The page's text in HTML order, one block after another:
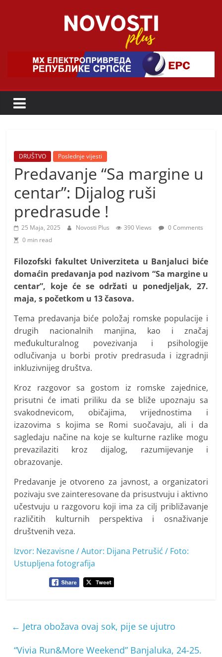
Novosti
Plus
o
a
l
p
o
z
v
n
i
v
i
j
e
t
i
DRUŠTVO Poslednje vijesti
Predavanje “Sa margine u
centar”: Dijalog ruši
predrasude !
25 Maja, 2025 Novosti Plus 390 Views
0 Comments
0 min read
Filozofski fakultet Univerziteta u Banjaluci biće
domaćin predavanja pod nazivom “Sa margine u
centar”, koje će se održati u ponedjeljak, 27.
maja, s početkom u 13 časova.
Tema predavanja biće položaj romske populacije i
drugih nacionalnih manjina, kao i značaj
međukulturalnog povezivanja i psihologije
odlučivanja u borbi protiv predrasuda i izgradnji
inkluzivnijeg društva.
Kroz razgovor sa gostom iz romske zajednice,
prisutni će imati priliku da se bliže upoznaju sa
svakodnevicom, običajima, vrijednostima i
izazovima s kojima se Romi suočavaju, ali i da
sagledaju načine na koje se kulturne razlike mogu
prevazilaziti kroz dijalog, razumijevanje i
obrazovanje.
Predavanje je otvoreno za javnost, a organizatori
pozivaju sve zainteresovane da prisustvuju i aktivno
učestvuju u razgovoru koji ima za cilj približavanje
različitih kulturnih perspektiva i osnaživanje
društvenih veza.
Izvor: Nezavisne / Autor: Dijana Petrušić / Foto:
Ustupljena fotografija
← Jetra obožava ovaj sok, pije se ujutro
“Vivia Run&More Weekend” Banjaluka, 24-25.